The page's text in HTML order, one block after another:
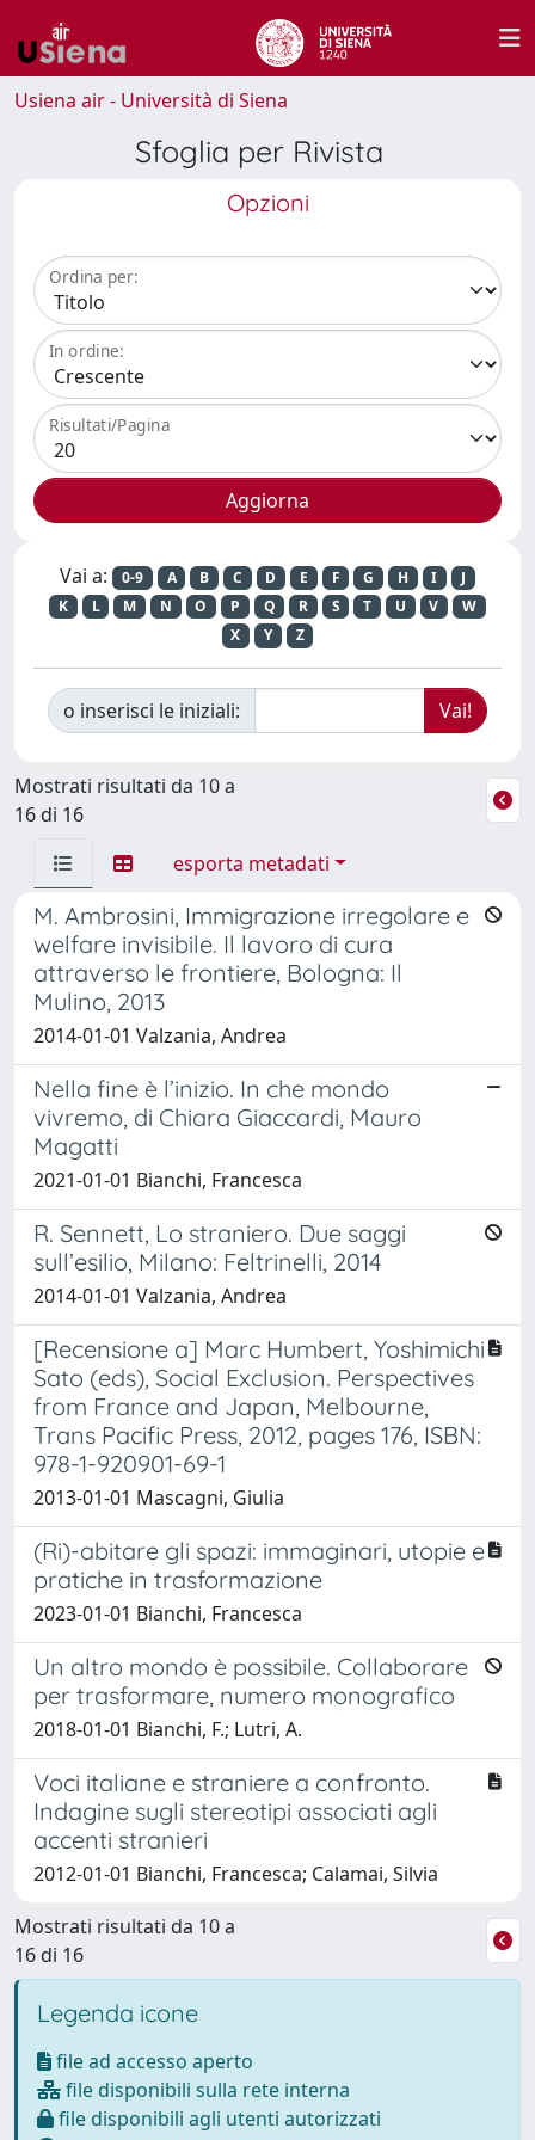
Usiena air - Università di Siena
Sfoglia per Rivista
Opzioni
Ordina per:
In ordine:
Risultati/Pagina
Vai a: 0-9 A B C D E F G H I
J
K
L M N O P Q R S T U V
W
X
Y Z
o inserisci le iniziali:
Mostrati risultati da 10 a
16 di 16
esporta metadati
M. Ambrosini, Immigrazione irregolare e
welfare invisibile. Il lavoro di cura
attraverso le frontiere, Bologna: Il
Mulino, 2013
2014-01-01 Valzania, Andrea
Nella fine è l’inizio. In che mondo
vivremo, di Chiara Giaccardi, Mauro
Magatti
2021-01-01 Bianchi, Francesca
R. Sennett, Lo straniero. Due saggi
sull’esilio, Milano: Feltrinelli, 2014
2014-01-01 Valzania, Andrea
[Recensione a] Marc Humbert, Yoshimichi
Sato (eds), Social Exclusion. Perspectives
from France and Japan, Melbourne,
Trans Pacific Press, 2012, pages 176, ISBN:
978-1-920901-69-1
2013-01-01 Mascagni, Giulia
(Ri)-abitare gli spazi: immaginari, utopie e
pratiche in trasformazione
2023-01-01 Bianchi, Francesca
Un altro mondo è possibile. Collaborare
per trasformare, numero monografico
2018-01-01 Bianchi, F.; Lutri, A.
Voci italiane e straniere a confronto.
Indagine sugli stereotipi associati agli
accenti stranieri
2012-01-01 Bianchi, Francesca; Calamai, Silvia
Mostrati risultati da 10 a
16 di 16
Legenda icone
file ad accesso aperto
file disponibili sulla rete interna
file disponibili agli utenti autorizzati